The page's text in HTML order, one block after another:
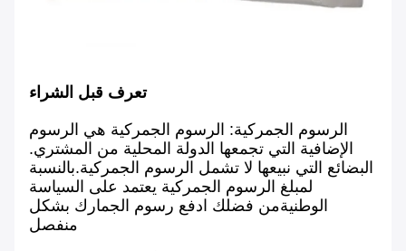
تعرف قبل الشراء
الرسوم الجمركية: الرسوم الجمركية هي الرسوم
الإضافية التي تجمعها الدولة المحلية من المشتري.
البضائع التي نبيعها لا تشمل الرسوم الجمركية.بالنسبة
لمبلغ الرسوم الجمركية يعتمد على السياسة
الوطنيةمن فضلك ادفع رسوم الجمارك بشكل
منفصل